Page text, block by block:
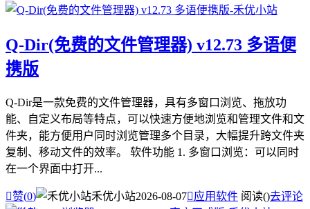
Q-Dir(免费的文件管理器) v12.73 多语便
携版
Q-Dir是一款免费的文件管理器，具有多窗口浏览、拖放功
能、自定义布局等特点，可以快速方便地浏览和管理文件和文
件夹，能方便用户同时浏览管理多个目录，大幅提升跨文件夹
复制、移动文件的效率。 软件功能 1. 多窗口浏览：可以同时
在一个界面中打开...
赞(0) 禾优小站2026-08-07应用软件 阅读()去评论